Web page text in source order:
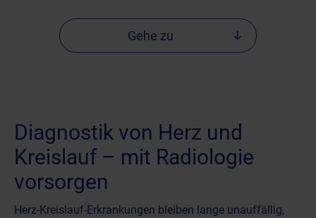
Gehe zu
Diagnostik von Herz und
Kreislauf – mit Radiologie
vorsorgen
Herz-Kreislauf-Erkrankungen bleiben lange unauffällig,